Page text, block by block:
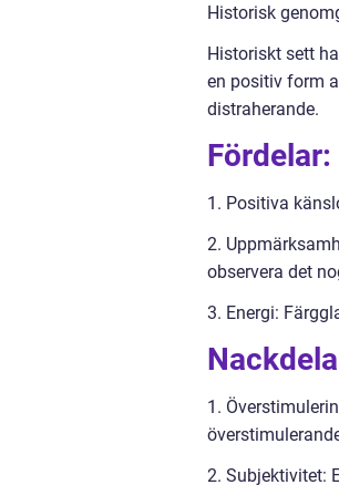
Historisk
Historiskt sett
en positiv form
distraherande.
Fördelar:
1. Positiva
2.
observera det
3. Energi:
1.
2. Subjektivitet: